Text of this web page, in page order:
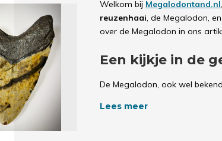
Welkom bij Megalodontand.nl
reuzenhaai , de Megalodon,
over de Megalodon in ons
Een kijkje in de
De Megalodon, ook wel
roofdieren hoorde bij de
Lees meer